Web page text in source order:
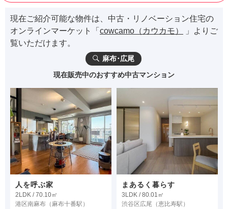
現在ご紹介可能な物件は、中古・リノベーション住宅の
オンラインマーケット「 cowcamo（カウカモ）
」よりご
覧いただけます。
麻布･広尾
現在販売中のおすすめ中古マンション
人を呼ぶ家
2LDK / 70.10㎡
港区南麻布 （麻布十番駅）
まあるく暮らす
3LDK / 80.01㎡
渋谷区広尾 （恵比寿駅）